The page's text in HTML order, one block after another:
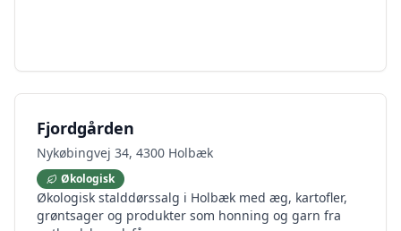
Fjordgården
Nykøbingvej 34, 4300 Holbæk
Økologisk
Økologisk stalddørssalg i Holbæk med æg, kartofler,
grøntsager og produkter som honning og garn fra